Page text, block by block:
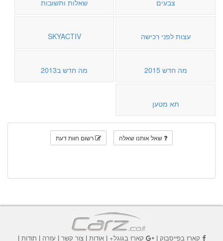
צבעים שאלות ותשובות
עצות לפני רכישה SKYACTIV
מה חדש 2015 מה חדש ב2013
תא מטען
שאל אותנו שאלה רשום חוות דעת
קארז בפייסבוק| קארז בגוגל+|אודות |צור קשר | עזרה | תודות |